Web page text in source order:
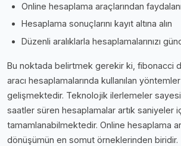
Online hesaplama araçlarından
Hesaplama sonuçlarını kayıt altına alın
Düzenli aralıklarla hesaplamalarınızı
Bu noktada belirtmek gerekir ki, fibonacci
aracı hesaplamalarında kullanılan
gelişmektedir. Teknolojik ilerlemeler
saatler süren hesaplamalar artık saniyeler
tamamlanabilmektedir. Online hesaplama
dönüşümün en somut örneklerinden biridir.